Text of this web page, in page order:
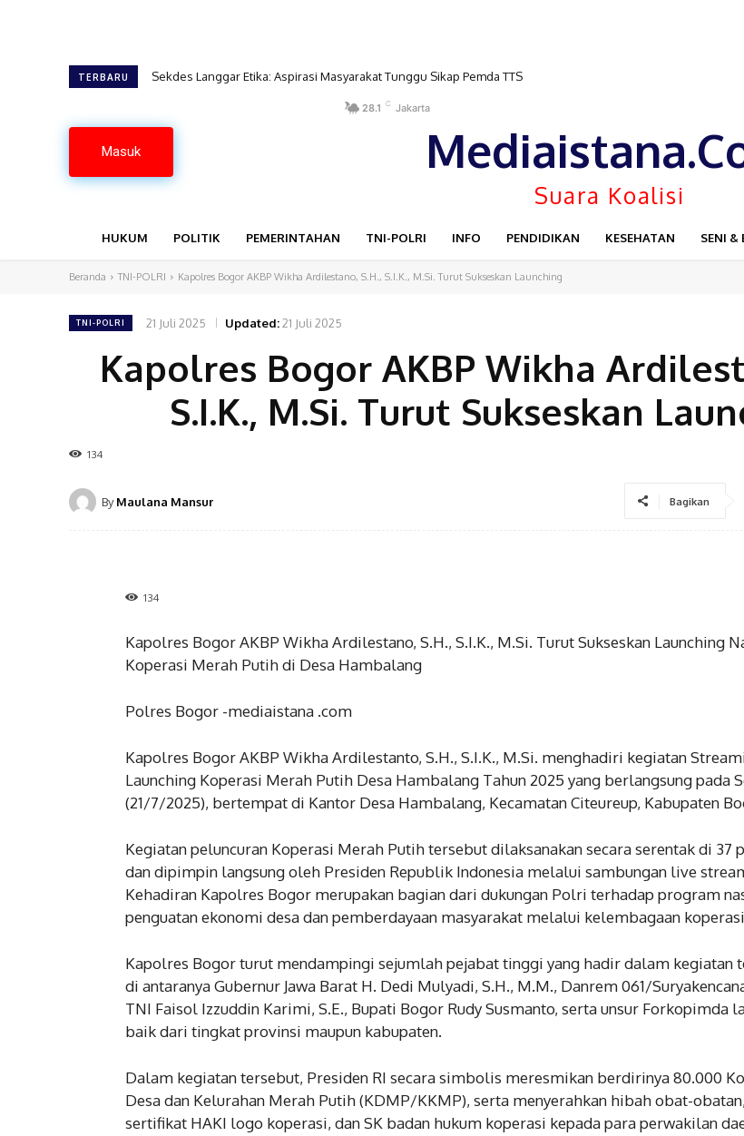
TERBARU Sekdes Langgar Etika: Aspirasi Masyarakat Tunggu Sikap Pemda TTS
Kepala Puskesmas Gedung Surian Apresiasi Keberhasilan CKG, Serahkan Bantuan Laptop untuk Dukung
Masuk
28.1 C Jakarta
Suara Koalisi
HUKUM POLITIK PEMERINTAHAN TNI-POLRI INFO PENDIDIKAN KESEHATAN SENI &
Beranda TNI-POLRI Kapolres Bogor AKBP Wikha Ardilestano, S.H., S.I.K., M.Si. Turut Sukseskan Launching
TNI-POLRI 21 Juli 2025 Updated:21 Juli 2025
Kapolres Bogor AKBP Wikha
S.I.K., M.Si. Turut Sukseskan
134
By Maulana Mansur Bagikan
134
Kapolres Bogor AKBP Wikha Ardilestano, S.H., S.I.K., M.Si. Turut Sukseskan Launching
Koperasi Merah Putih di Desa Hambalang
Polres Bogor -mediaistana .com
Kapolres Bogor AKBP Wikha Ardilestanto, S.H., S.I.K., M.Si. menghadiri kegiatan
Launching Koperasi Merah Putih Desa Hambalang Tahun 2025 yang berlangsung pada
(21/7/2025), bertempat di Kantor Desa Hambalang, Kecamatan Citeureup, Kabupaten
Kegiatan peluncuran Koperasi Merah Putih tersebut dilaksanakan secara serentak di 37
dan dipimpin langsung oleh Presiden Republik Indonesia melalui sambungan live
Kehadiran Kapolres Bogor merupakan bagian dari dukungan Polri terhadap program
penguatan ekonomi desa dan pemberdayaan masyarakat melalui kelembagaan
Kapolres Bogor turut mendampingi sejumlah pejabat tinggi yang hadir dalam kegiatan
di antaranya Gubernur Jawa Barat H. Dedi Mulyadi, S.H., M.M., Danrem 061/
TNI Faisol Izzuddin Karimi, S.E., Bupati Bogor Rudy Susmanto, serta unsur Forkopimda
baik dari tingkat provinsi maupun kabupaten.
Dalam kegiatan tersebut, Presiden RI secara simbolis meresmikan berdirinya 80.000
Desa dan Kelurahan Merah Putih (KDMP/KKMP), serta menyerahkan hibah obat-obatan,
sertifikat HAKI logo koperasi, dan SK badan hukum koperasi kepada para perwakilan